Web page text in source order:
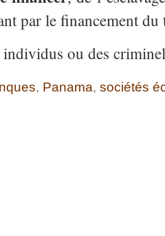
par le financement
individus ou des
, Panama, sociétés